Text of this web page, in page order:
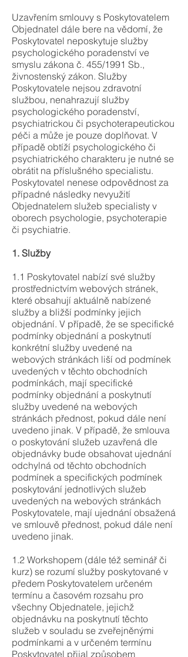
Uzavřením smlouvy s Poskytovatelem
Objednatel dále bere na vědomí, že
Poskytovatel neposkytuje služby
psychologického poradenství ve
smyslu zákona č. 455/1991 Sb.,
živnostenský zákon. Služby
Poskytovatele nejsou zdravotní
službou, nenahrazují služby
psychologického poradenství,
psychiatrickou či psychoterapeutickou
péči a může je pouze doplňovat. V
případě obtíží psychologického či
psychiatrického charakteru je nutné se
obrátit na příslušného specialistu.
Poskytovatel nenese odpovědnost za
případné následky nevyužití
Objednatelem služeb specialisty v
oborech psychologie, psychoterapie
či psychiatrie.
1. Služby
1.1 Poskytovatel nabízí své služby
prostřednictvím webových stránek,
které obsahují aktuálně nabízené
služby a bližší podmínky jejich
objednání. V případě, že se specifické
podmínky objednání a poskytnutí
konkrétní služby uvedené na
webových stránkách liší od podmínek
uvedených v těchto obchodních
podmínkách, mají specifické
podmínky objednání a poskytnutí
služby uvedené na webových
stránkách přednost, pokud dále není
uvedeno jinak. V případě, že smlouva
o poskytování služeb uzavřená dle
objednávky bude obsahovat ujednání
odchylná od těchto obchodních
podmínek a specifických podmínek
poskytování jednotlivých služeb
uvedených na webových stránkách
Poskytovatele, mají ujednání obsažená
ve smlouvě přednost, pokud dále není
uvedeno jinak.
1.2 Workshopem (dále též seminář či
kurz) se rozumí služby poskytované v
předem Poskytovatelem určeném
termínu a časovém rozsahu pro
všechny Objednatele, jejichž
objednávku na poskytnutí těchto
služeb v souladu se zveřejněnými
podmínkami a v určeném termínu
Poskytovatel přijal způsobem